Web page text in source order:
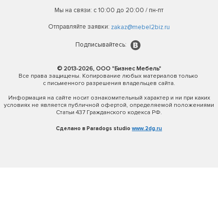
Мы на связи: с 10:00 до 20:00 / пн-пт
Отправляйте заявки: zakaz@mebel2biz.ru
Подписывайтесь:
© 2013-2026, ООО "Бизнес Мебель"
Все права защищены. Копирование любых материалов только
с письменного разрешения владельцев сайта.
Информация на сайте носит ознакомительный характер и ни при каких
условиях не является публичной офертой, определяемой положениями
Статьи 437 Гражданского кодекса РФ.
Сделано в Paradogs studio www.2dg.ru